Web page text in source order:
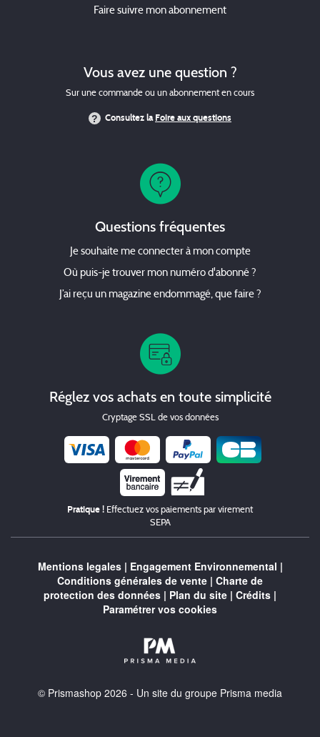
Faire suivre mon abonnement
Vous avez une question ?
Sur une commande ou un abonnement en cours
Consultez laFoire aux questions
Questions fréquentes
Je souhaite me connecter à mon compte
Où puis-je trouver mon numéro d'abonné ?
J’ai reçu un magazine endommagé, que faire ?
Réglez vos achats en toute simplicité
Cryptage SSL de vos données
Chèque
Pratique ! Effectuez vos paiements par virement
SEPA
Mentions legales| Engagement Environnemental |
Conditions générales de vente | Charte de
protection des données | Plan du site | Crédits |
Paramétrer vos cookies
© Prismashop 2026 - Un site du groupe Prisma media